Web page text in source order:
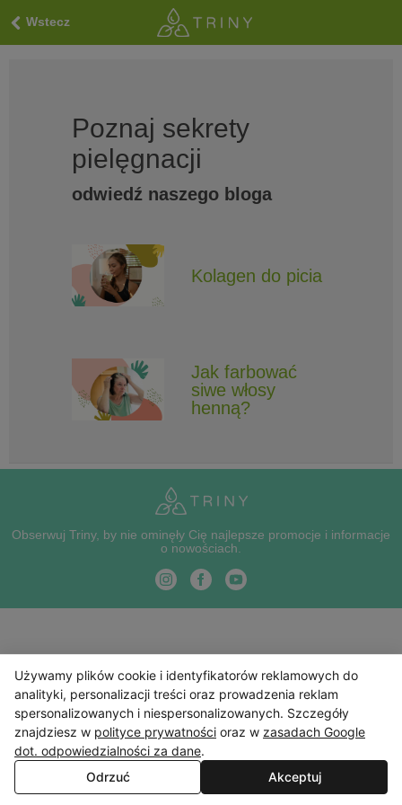
Wstecz
Poznaj sekrety
pielęgnacji
odwiedź naszego bloga
Kolagen do picia
Jak farbować
siwe włosy
henną?
Obserwuj Triny, by nie ominęły Cię najlepsze promocje i informacje
o nowościach.
Używamy plików cookie i identyfikatorów reklamowych do
analityki, personalizacji treści oraz prowadzenia reklam
spersonalizowanych i niespersonalizowanych. Szczegóły
znajdziesz w polityce prywatności oraz w zasadach Google
dot. odpowiedzialności za dane.
Odrzuć
Akceptuj